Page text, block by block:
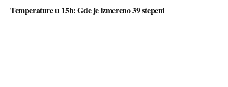
Temperature u 15h: Gde je izmereno 39 stepeni